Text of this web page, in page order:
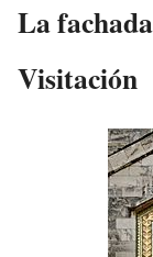
La
Visitación